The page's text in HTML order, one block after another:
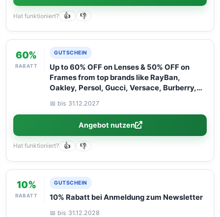
Hat funktioniert? 👍 👎
60%
RABATT
GUTSCHEIN
Up to 60% OFF on Lenses & 50% OFF on
Frames from top brands like RayBan,
Oakley, Persol, Gucci, Versace, Burberry,
miss out!
📅 bis 31.12.2027
Angebot nutzen
Hat funktioniert? 👍 👎
10%
RABATT
GUTSCHEIN
10% Rabatt bei Anmeldung zum Newsletter
📅 bis 31.12.2028